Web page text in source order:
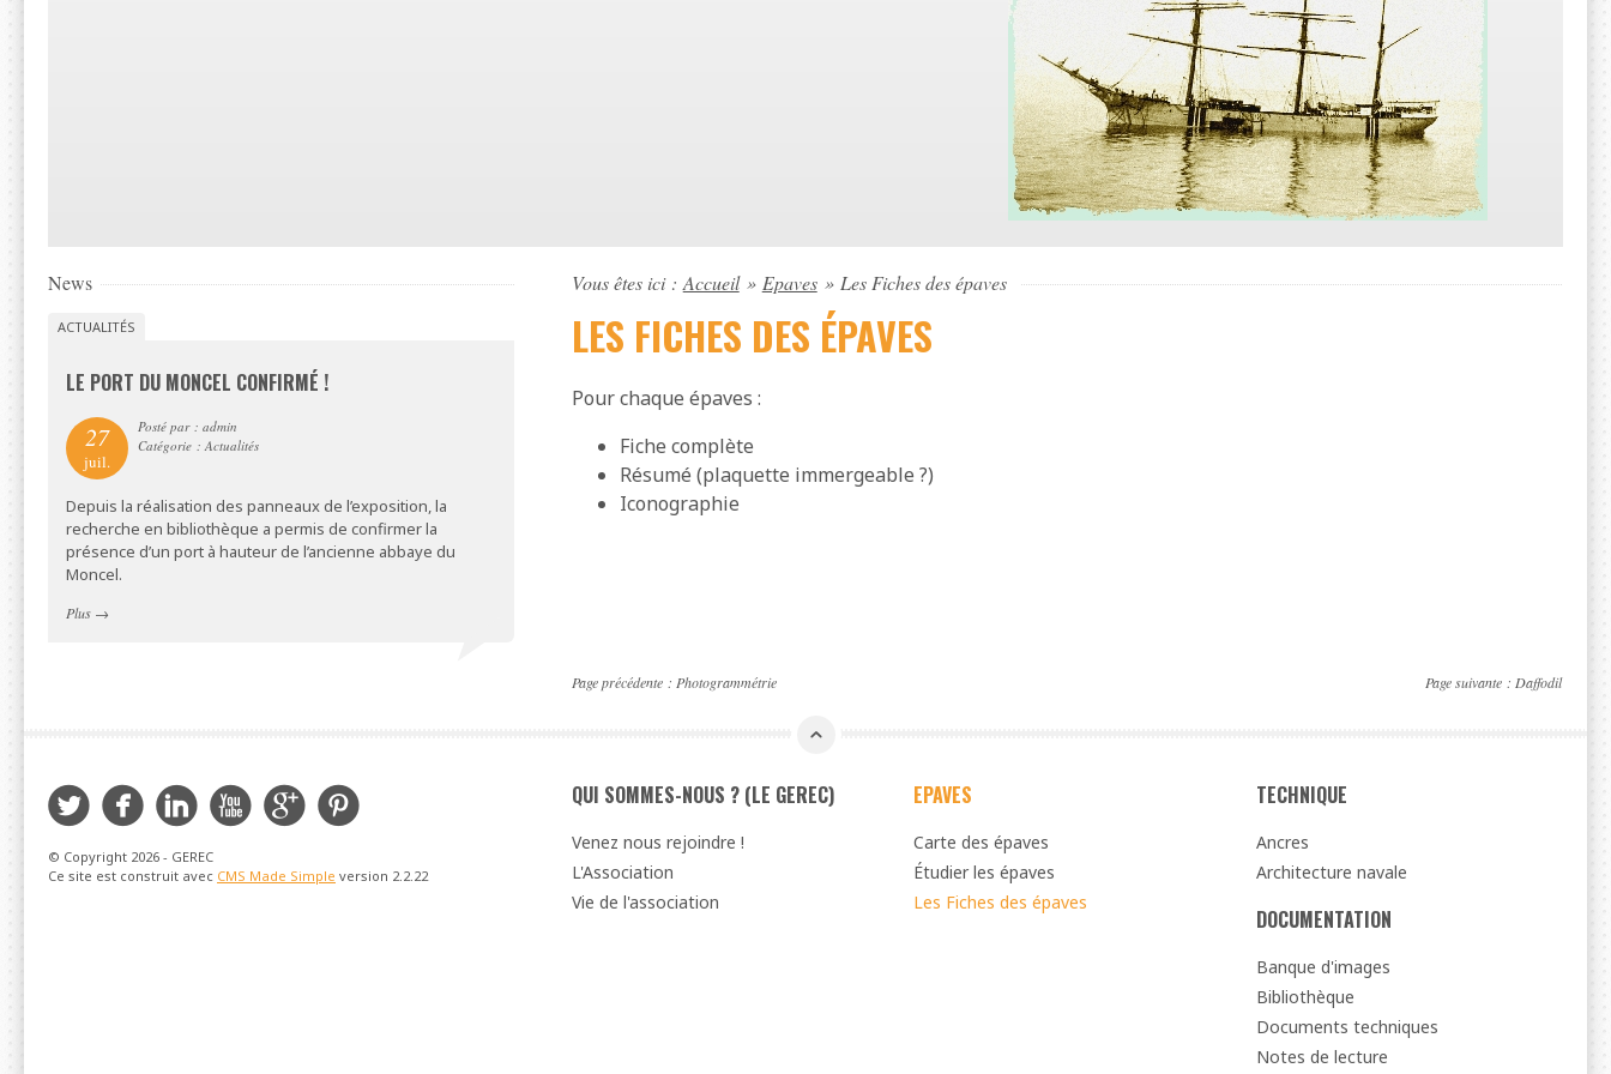
Vous êtes ici : Accueil » Epaves » Les Fiches des épaves
LES FICHES DES ÉPAVES
Pour chaque épaves :
Fiche complète
Résumé (plaquette immergeable ?)
Iconographie
News
ACTUALITÉS
LE PORT DU MONCEL CONFIRMÉ !
27
juil.
Posté par : admin
Catégorie : Actualités
Depuis la réalisation des panneaux de l’exposition, la
recherche en bibliothèque a permis de confirmer la
présence d’un port à hauteur de l’ancienne abbaye du
Moncel.
Plus →
Page précédente : Photogrammétrie Page suivante : Daffodil
QUI SOMMES-NOUS ? (LE GEREC)
Venez nous rejoindre !
L'Association
Vie de l'association
EPAVES
Carte des épaves
Étudier les épaves
Les Fiches des épaves
TECHNIQUE
Ancres
Architecture navale
DOCUMENTATION
Banque d'images
Bibliothèque
Documents techniques
Notes de lecture
Twitter
Facebook
LinkedIn
YouTube
Google
Plus
Pinterest
© Copyright 2026 - GEREC
Ce site est construit avec CMS Made Simple version 2.2.22